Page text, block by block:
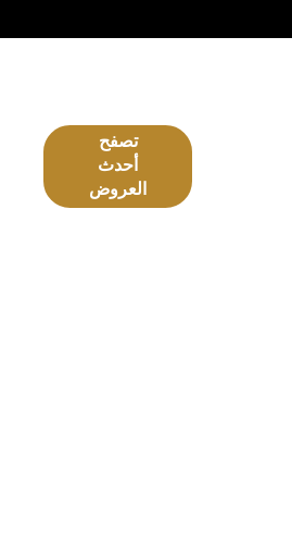
تصفح
أحدث
العروض